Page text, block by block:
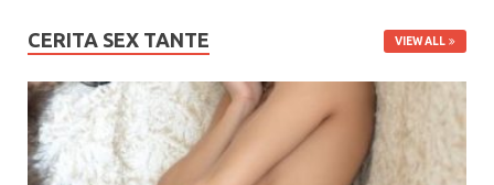
CERITA SEX TANTE VIEW ALL